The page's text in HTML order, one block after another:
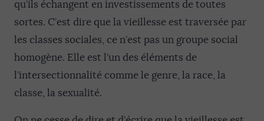
qu’ils échangent en investissements de toutes
sortes. C’est dire que la vieillesse est traversée par
les classes sociales, ce n’est pas un groupe social
homogène. Elle est l’un des éléments de
l’intersectionnalité comme le genre, la race, la
classe, la sexualité.